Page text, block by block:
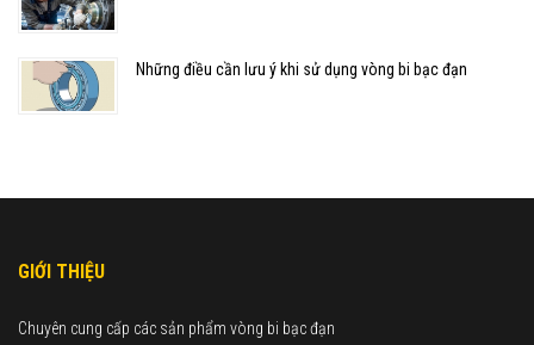
Những điều cần lưu ý khi sử dụng vòng bi bạc đạn
GIỚI THIỆU
Chuyên cung cấp các sản phẩm vòng bi bạc đạn